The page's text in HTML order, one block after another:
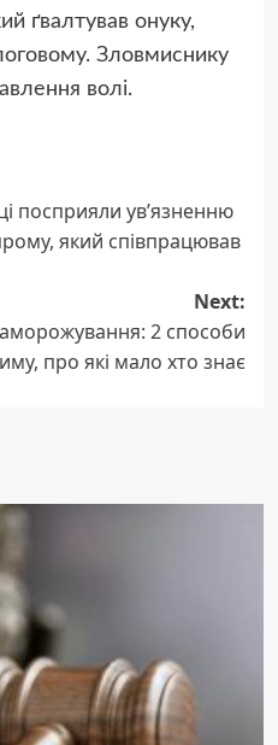
ґвалтував онуку,
Зловмиснику
волі.
посприяли ув’язненню
який співпрацював
Next:
2 способи
про які мало хто знає